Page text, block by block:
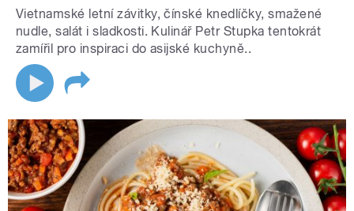
Vietnamské letní závitky, čínské knedlíčky, smažené
nudle, salát i sladkosti. Kulinář Petr Stupka tentokrát
zamířil pro inspiraci do asijské kuchyně..